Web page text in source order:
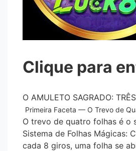
Clique para
O AMULETO SAGRADO:
Primeira Faceta — O Trevo de
O trevo de quatro folhas é o
Sistema de Folhas Mágicas:
cada 8 giros, uma folha se